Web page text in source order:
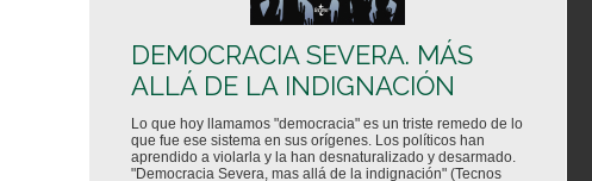
DEMOCRACIA SEVERA. MÁS
ALLÁ DE LA INDIGNACIÓN
Lo que hoy llamamos "democracia" es un triste remedo de lo
que fue ese sistema en sus orígenes. Los políticos han
aprendido a violarla y la han desnaturalizado y desarmado.
"Democracia Severa, mas allá de la indignación" (Tecnos